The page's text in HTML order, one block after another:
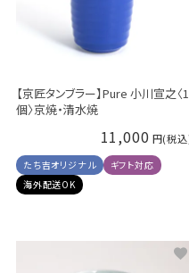
【京匠タンブラー】Pure 小川宣之〈1
個〉京焼・清水焼
11,000
たち吉オリジナル
ギフト対応
海外配送OK